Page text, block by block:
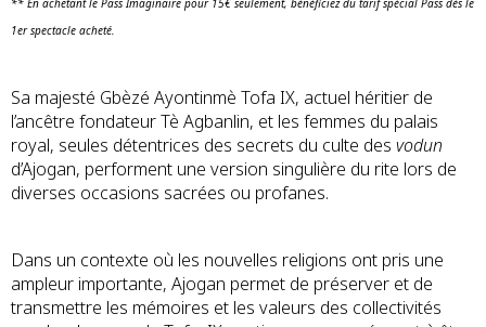
** En achetant le Pass Imaginaire pour 15€ seulement, bénéficiez du tarif spécial Pass dès le
1er spectacle acheté.
Sa majesté Gbèzé Ayontinmè Tofa IX, actuel héritier de
l’ancêtre fondateur Tè Agbanlin, et les femmes du palais
royal, seules détentrices des secrets du culte des vodun
d’Ajogan, performent une version singulière du rite lors de
diverses occasions sacrées ou profanes.
Dans un contexte où les nouvelles religions ont pris une
ampleur importante, Ajogan permet de préserver et de
transmettre les mémoires et les valeurs des collectivités